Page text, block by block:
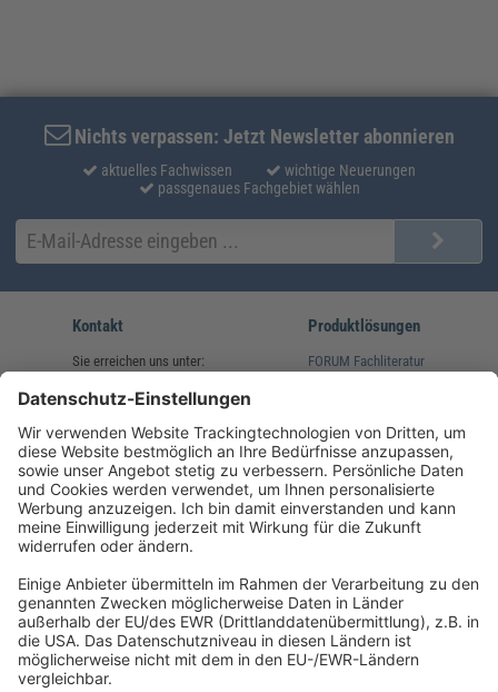
Nichts verpassen: Jetzt Newsletter abonnieren
aktuelles Fachwissen
wichtige Neuerungen
passgenaues Fachgebiet wählen
Kontakt
Sie erreichen uns unter:
(08233) 38 11 23
service@forum-verlag.com
Mo-Do 07:30 - 17:00 Uhr
Fr 07:30 - 15:00 Uhr
Produktlösungen
FORUM Fachliteratur
Folgen Sie uns
Impressum